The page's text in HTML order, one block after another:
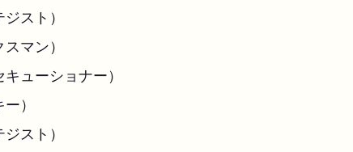
スト）
マン）
ューショナー）
）
スト）